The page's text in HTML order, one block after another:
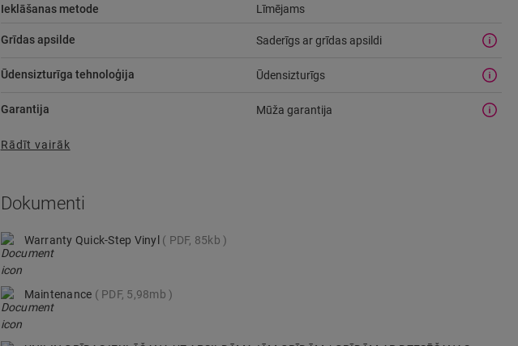
Ieklāšanas metode Līmējams
Grīdas apsilde Saderīgs ar grīdas apsildi
Ūdensizturīga tehnoloģija Ūdensizturīgs
Garantija Mūža garantija
Rādīt vairāk
Dokumenti
Warranty Quick-Step Vinyl PDF, 85kb
Maintenance PDF, 5,98mb